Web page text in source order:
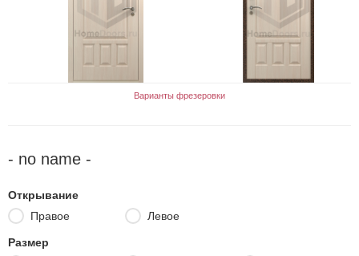
Варианты фрезеровки
- no name -
Открывание
Правое
Левое
Размер